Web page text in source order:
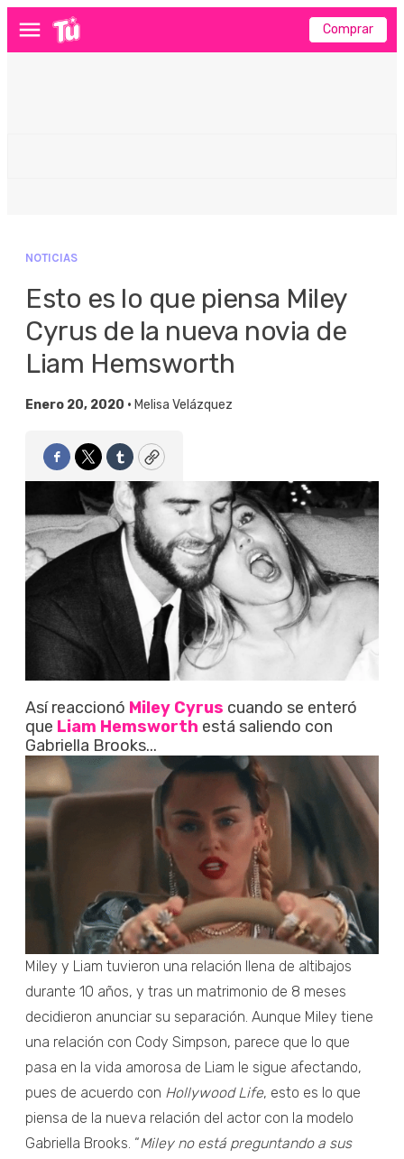
Menú Comprar
NOTICIAS
Esto es lo que piensa Miley
Cyrus de la nueva novia de
Liam Hemsworth
Enero 20, 2020 • Melisa Velázquez
Facebook
TwitterTumblrCopy
Así reaccionó Miley Cyrus cuando se enteró
que Liam Hemsworth está saliendo con
Gabriella Brooks...
Miley y Liam tuvieron una relación llena de altibajos
durante 10 años, y tras un matrimonio de 8 meses
decidieron anunciar su separación. Aunque Miley tiene
una relación con Cody Simpson, parece que lo que
pasa en la vida amorosa de Liam le sigue afectando,
pues de acuerdo con Hollywood Life, esto es lo que
piensa de la nueva relación del actor con la modelo
Gabriella Brooks. “Miley no está preguntando a sus